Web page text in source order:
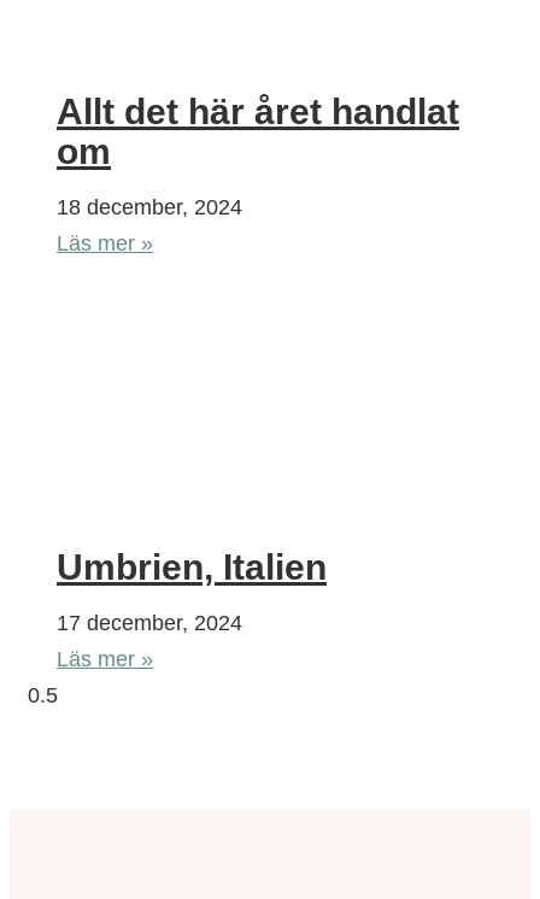
Allt det här året handlat
om
18 december, 2024
Läs mer »
Umbrien, Italien
17 december, 2024
Läs mer »